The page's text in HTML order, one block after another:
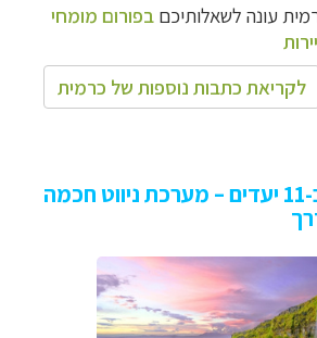
עונה לשאלותיכם בפורום מומחי
לקריאת כתבות נוספות של כרמית
מסלולים מוכנים ב-11 יעדים – מערכת ניווט חכמה